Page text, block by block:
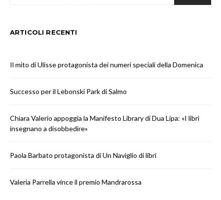
ARTICOLI RECENTI
Il mito di Ulisse protagonista dei numeri speciali della Domenica
Successo per il Lebonski Park di Salmo
Chiara Valerio appoggia la Manifesto Library di Dua Lipa: «I libri
insegnano a disobbedire»
Paola Barbato protagonista di Un Naviglio di libri
Valeria Parrella vince il premio Mandrarossa